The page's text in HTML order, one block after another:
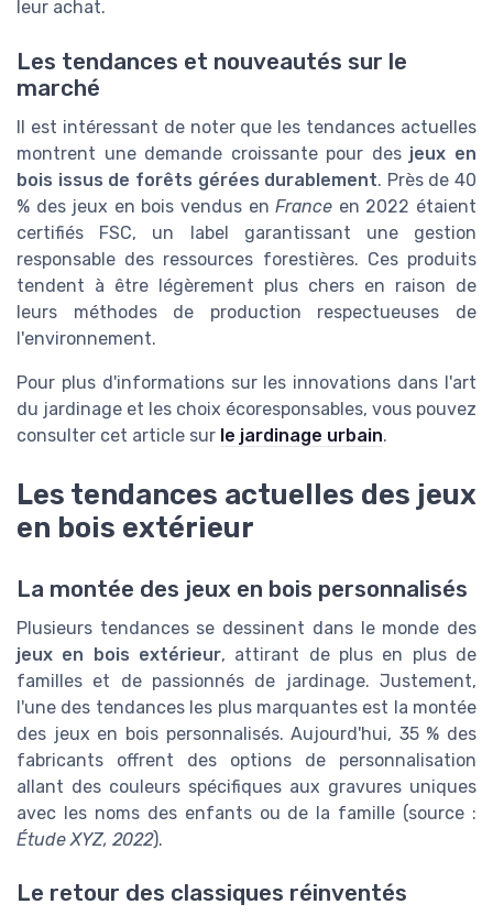
leur achat.
Les tendances et nouveautés sur le
marché
Il est intéressant de noter que les tendances actuelles
montrent une demande croissante pour des jeux en
bois issus de forêts gérées durablement. Près de 40
% des jeux en bois vendus enFrance en 2022 étaient
certifiés FSC, un label garantissant une gestion
responsable des ressources forestières. Ces produits
tendent à être légèrement plus chers en raison de
leurs méthodes de production respectueuses de
l'environnement.
Pour plus d'informations sur les innovations dans l'art
du jardinage et les choix écoresponsables, vous pouvez
consulter cet article sur le jardinage urbain.
Les tendances actuelles des jeux
en bois extérieur
La montée des jeux en bois personnalisés
Plusieurs tendances se dessinent dans le monde des
jeux en bois extérieur, attirant de plus en plus de
familles et de passionnés de jardinage. Justement,
l'une des tendances les plus marquantes est la montée
des jeux en bois personnalisés. Aujourd'hui, 35 % des
fabricants offrent des options de personnalisation
allant des couleurs spécifiques aux gravures uniques
avec les noms des enfants ou de la famille (source :
Étude XYZ, 2022).
Le retour des classiques réinventés